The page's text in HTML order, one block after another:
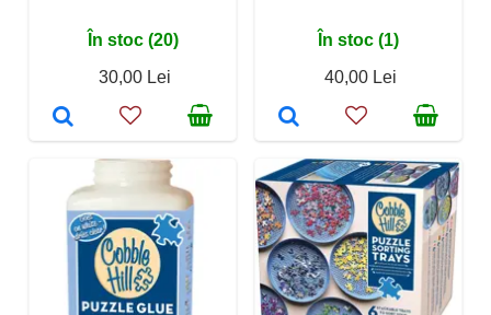
În stoc (20)
30,00 Lei
În stoc (1)
40,00 Lei